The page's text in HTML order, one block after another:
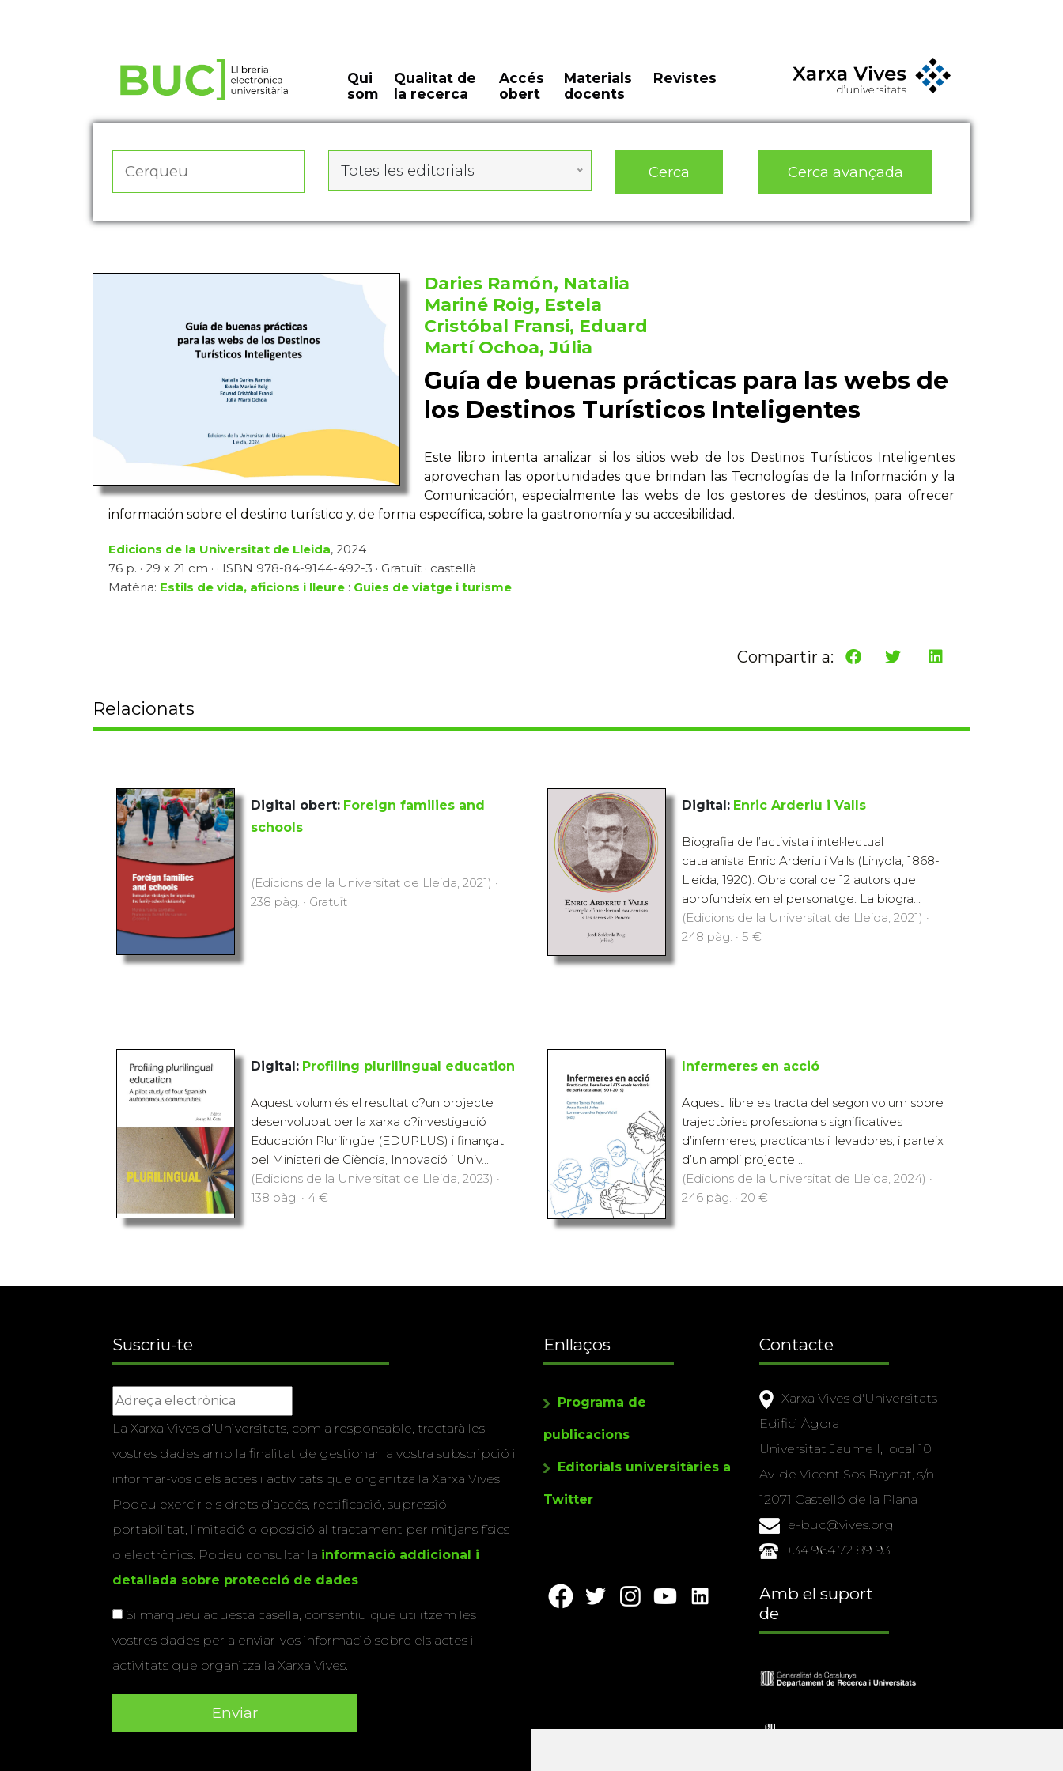
Qui
som
Qualitat de
la recerca
Accés
obert
Materials
docents
Revistes
Totes les editorials Cerca Cerca avançada
Daries Ramón, Natalia
Mariné Roig, Estela
Cristóbal Fransi, Eduard
Martí Ochoa, Júlia
Guía de buenas prácticas para las webs de
los Destinos Turísticos Inteligentes
Este libro intenta analizar si los sitios web de los Destinos Turísticos Inteligentes
aprovechan las oportunidades que brindan las Tecnologías de la Información y la
Comunicación, especialmente las webs de los gestores de destinos, para ofrecer
información sobre el destino turístico y, de forma específica, sobre la gastronomía y su accesibilidad.
Edicions de la Universitat de Lleida, 2024
76 p. · 29 x 21 cm · · ISBN 978-84-9144-492-3 · Gratuït · castellà
Matèria: Estils de vida, aficions i lleure : Guies de viatge i turisme
Compartir a:
Relacionats
Digital obert: Foreign families and
schools
(Edicions de la Universitat de Lleida, 2021) ·
238 pàg. · Gratuït
Digital: Enric Arderiu i Valls
Biografia de l’activista i intel·lectual
catalanista Enric Arderiu i Valls (Linyola, 1868-
Lleida, 1920). Obra coral de 12 autors que
aprofundeix en el personatge. La biogra...
(Edicions de la Universitat de Lleida, 2021) ·
248 pàg. · 5 €
Digital: Profiling plurilingual education
Aquest volum és el resultat d?un projecte
desenvolupat per la xarxa d?investigació
Educación Plurilingüe (EDUPLUS) i finançat
pel Ministeri de Ciència, Innovació i Univ...
(Edicions de la Universitat de Lleida, 2023) ·
138 pàg. · 4 €
Infermeres en acció
Aquest llibre es tracta del segon volum sobre
trajectòries professionals significatives
d’infermeres, practicants i llevadores, i parteix
d’un ampli projecte ...
(Edicions de la Universitat de Lleida, 2024) ·
246 pàg. · 20 €
Suscriu-te
La Xarxa Vives d’Universitats, com a responsable, tractarà les
vostres dades amb la finalitat de gestionar la vostra subscripció i
informar-vos dels actes i activitats que organitza la Xarxa Vives.
Podeu exercir els drets d’accés, rectificació, supressió,
portabilitat, limitació o oposició al tractament per mitjans físics
o electrònics. Podeu consultar la informació addicional i
detallada sobre protecció de dades.
Si marqueu aquesta casella, consentiu que utilitzem les
vostres dades per a enviar-vos informació sobre els actes i
activitats que organitza la Xarxa Vives.
Enllaços
Programa de
publicacions
Editorials universitàries a
Twitter
Contacte
Xarxa Vives d'Universitats
Edifici Àgora
Universitat Jaume I, local 10
Av. de Vicent Sos Baynat, s/n
12071 Castelló de la Plana
e-buc@vives.org
+34 964 72 89 93
Amb el suport
de